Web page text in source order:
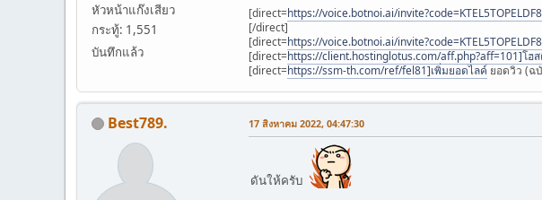
หัวหน้าแก๊งเสียว
กระทู้: 1,551
บันทึกแล้ว
[direct=https://voice.botnoi.ai/
[/direct]
[direct=https://voice.botnoi.ai/
[direct=https://client.hostinglotus.com/aff.php?aff=101]โฮ
[direct=https://ssm-th.com/ref/fel81]เพิ่มยอดไลค์ ยอดวิว (ฉ
Best789. 17 สิงหาคม 2022, 04:47:30
ดันให้ครับ